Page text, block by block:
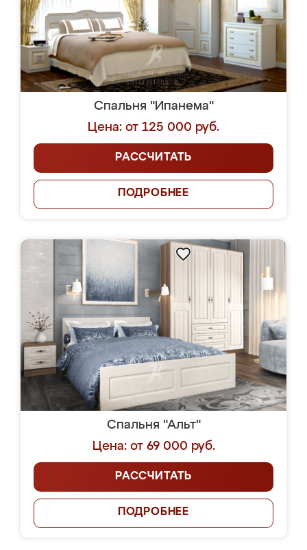
Спальня "Ипанема"
Цена: от 125 000 руб.
РАССЧИТАТЬ
ПОДРОБНЕЕ
Спальня "Альт"
Цена: от 69 000 руб.
РАССЧИТАТЬ
ПОДРОБНЕЕ